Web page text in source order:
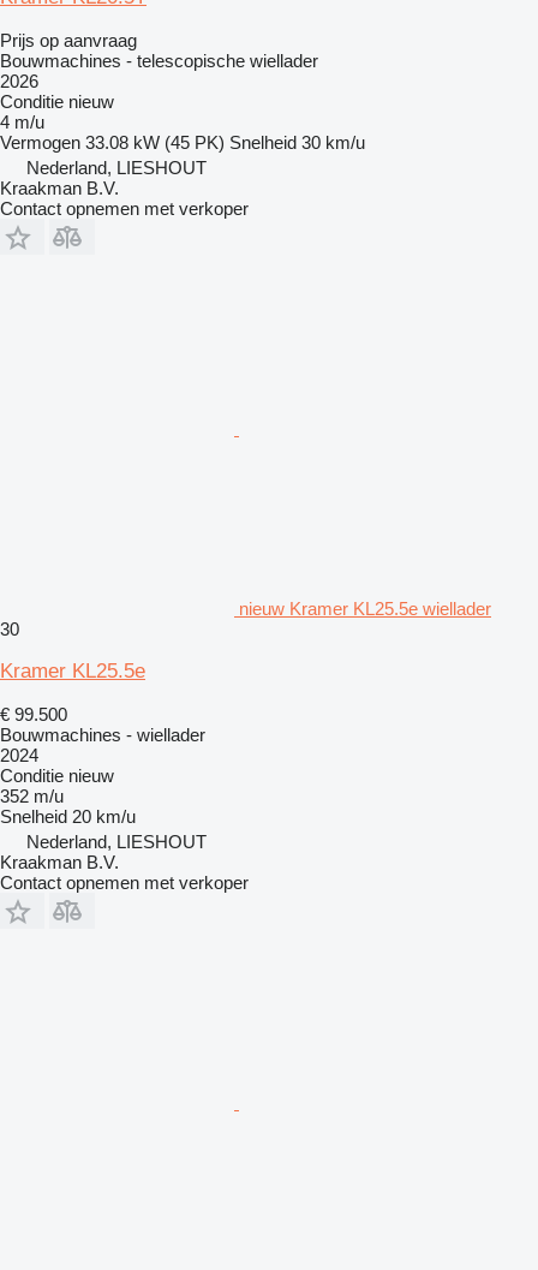
Prijs op aanvraag
Bouwmachines - telescopische wiellader
2026
Conditie nieuw
4 m/u
Vermogen 33.08 kW (45 PK) Snelheid 30 km/u
Nederland, LIESHOUT
Kraakman B.V.
Contact opnemen met verkoper
nieuw Kramer KL25.5e wiellader
30
Kramer KL25.5e
€ 99.500
Bouwmachines - wiellader
2024
Conditie nieuw
352 m/u
Snelheid 20 km/u
Nederland, LIESHOUT
Kraakman B.V.
Contact opnemen met verkoper